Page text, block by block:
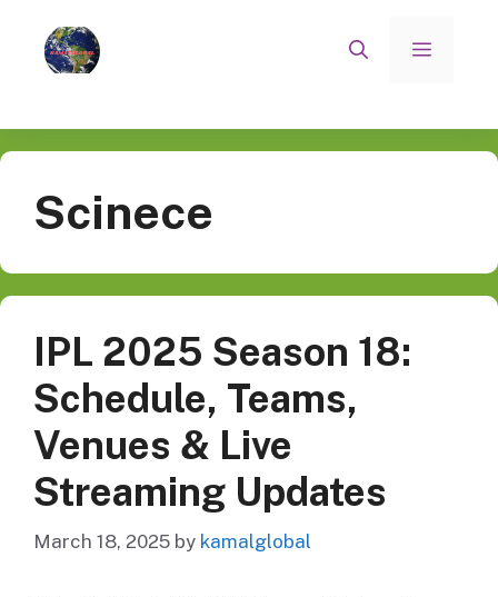
content
Menu
Scinece
IPL 2025 Season 18:
Schedule, Teams,
Venues & Live
Streaming Updates
March 18, 2025 by kamalglobal